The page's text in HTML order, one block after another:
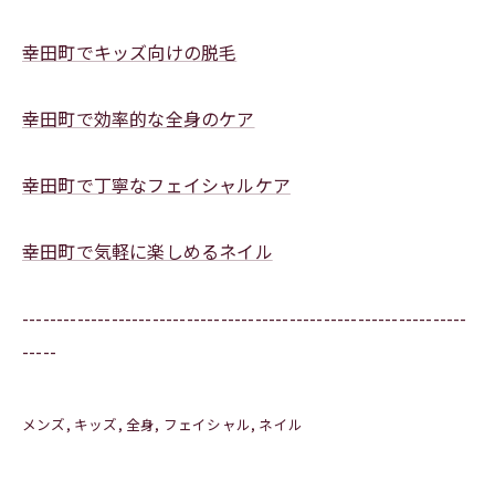
幸田町でキッズ向けの脱毛
幸田町で効率的な全身のケア
幸田町で丁寧なフェイシャルケア
幸田町で気軽に楽しめるネイル
-----------------------------------------------------------------
-----
メンズ キッズ 全身 フェイシャル ネイル